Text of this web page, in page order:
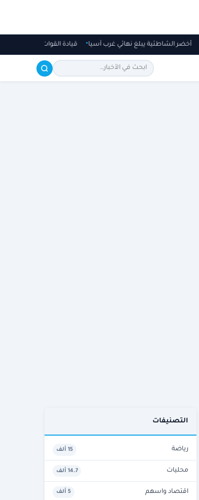
أخضر الشاطئية يبلغ نهائي غرب آسيا قيادة القوات المشتركة للتحالف: إصابة عدد (11) من
التصنيفات
رياضة 15 ألف
محليات 14.7 ألف
اقتصاد واسهم 5 ألف